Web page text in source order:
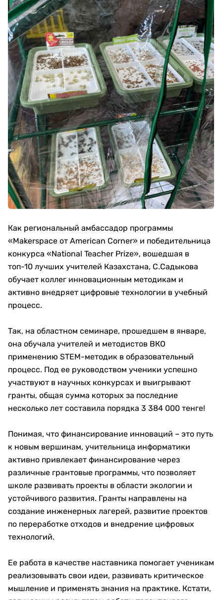
Как региональный амбассадор программы
«Makerspace от American Corner» и победительница
конкурса «National Teacher Prize», вошедшая в
топ-10 лучших учителей Казахстана, С.Садыкова
обучает коллег инновационным методикам и
активно внедряет цифровые технологии в учебный
процесс.
Так, на областном семинаре, прошедшем в январе,
она обучала учителей и методистов ВКО
применению STEM-методик в образовательный
процесс. Под ее руководством ученики успешно
участвуют в научных конкурсах и выигрывают
гранты, общая сумма которых за последние
несколько лет составила порядка 3 384 000 тенге!
Понимая, что финансирование инноваций – это путь
к новым вершинам, учительница информатики
активно привлекает финансирование через
различные грантовые программы, что позволяет
школе развивать проекты в области экологии и
устойчивого развития. Гранты направлены на
создание инженерных лагерей, развитие проектов
по переработке отходов и внедрение цифровых
технологий.
Ее работа в качестве наставника помогает ученикам
реализовывать свои идеи, развивать критическое
мышление и применять знания на практике. Кстати,